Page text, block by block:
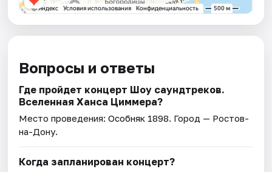
Вопросы и ответы
Где пройдет концерт Шоу саундтреков.
Вселенная Ханса Циммера?
Место проведения:Особняк 1898. Город — Ростов-
на-Дону.
Когда запланирован концерт?